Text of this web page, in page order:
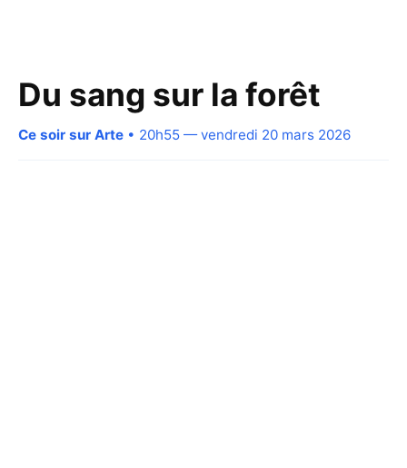
Du sang sur la forêt
Ce soir sur Arte • 20h55 — vendredi 20 mars 2026